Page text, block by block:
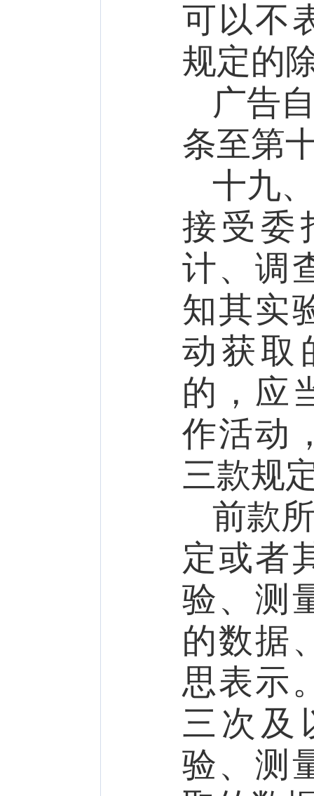
可以不
规定的
广告
条至第
十九
接受委
计、调
知其实
动获取
的，应
作活动
三款规
前款
定或者
验、测
的数据
思表示
三次及
验、测